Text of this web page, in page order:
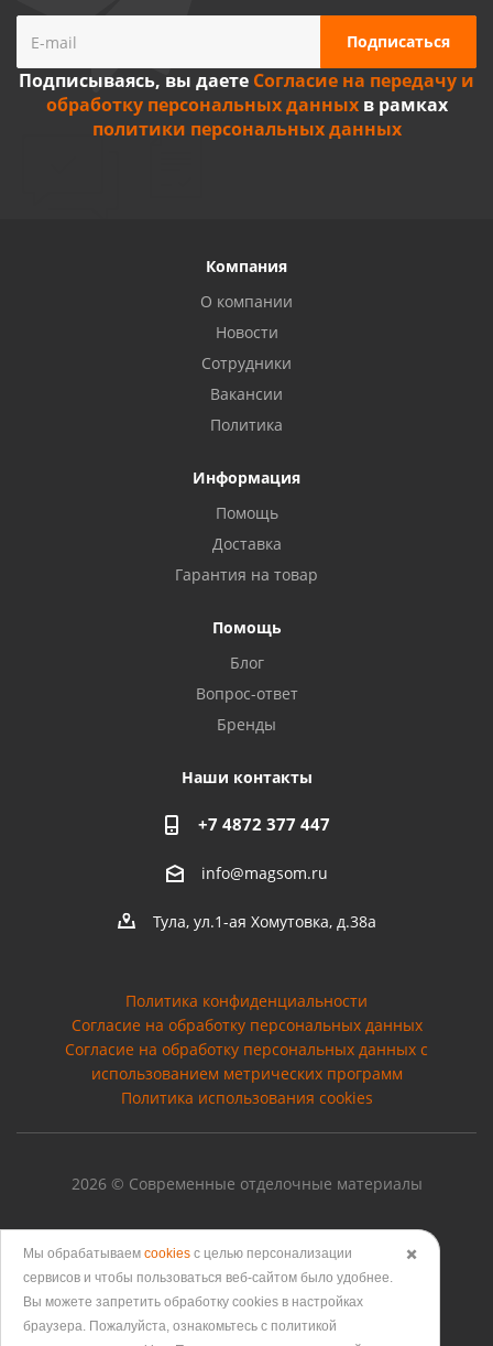
Подписываясь, вы даете Согласие на передачу и
обработку персональных данныхв рамках
политики персональных данных
Компания
О компании
Новости
Сотрудники
Вакансии
Политика
Информация
Помощь
Доставка
Гарантия на товар
Помощь
Блог
Вопрос-ответ
Бренды
Наши контакты
+7 4872 377 447
info@magsom.ru
Тула, ул.1-ая Хомутовка, д.38а
Политика конфиденциальности
Согласие на обработку персональных данных
Cогласие на обработку персональных данных с
использованием метрических программ
Политика использования cookies
2026 © Современные отделочные материалы
Версия для печати
✖️
Мы обрабатываем cookies с целью персонализации
сервисов и чтобы пользоваться веб-сайтом было удобнее.
Вы можете запретить обработку сookies в настройках
браузера. Пожалуйста, ознакомьтесь с политикой